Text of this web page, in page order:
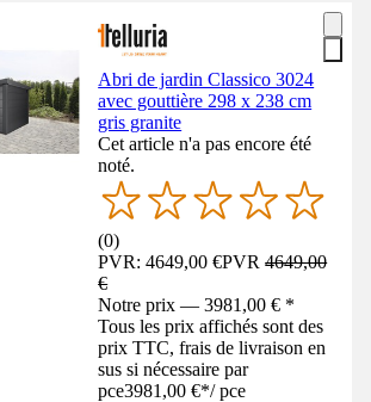
Abri de jardin Classico 3024
avec gouttière 298 x 238 cm
gris granite
Cet article n'a pas encore été
noté.
(0)
PVR: 4649,00 €PVR4649,00
€
Notre prix — 3981,00 € *
Tous les prix affichés sont des
prix TTC, frais de livraison en
sus si nécessaire par
pce3981,00 €*/ pce